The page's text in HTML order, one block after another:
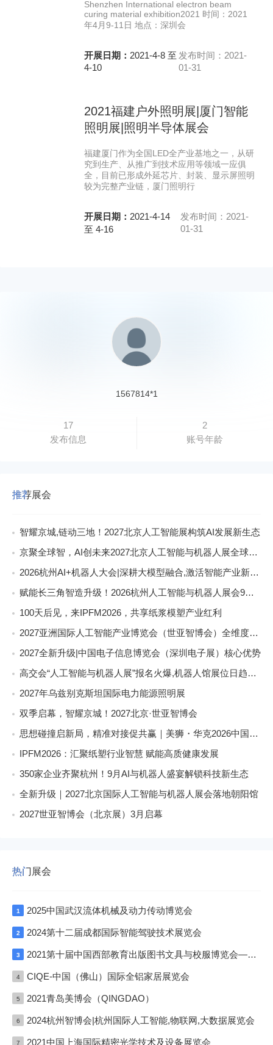
Shenzhen International electron beam
curing material exhibition2021 时间：2021
年4月9-11日 地点：深圳会
开展日期： 2021-4-8 至
4-10
发布时间：2021-
01-31
2021福建户外照明展|厦门智能
照明展|照明半导体展会
福建厦门作为全国LED全产业基地之一，从研
究到生产、从推广到技术应用等领域一应俱
全，目前已形成外延芯片、封装、显示屏照明
较为完整产业链，厦门照明行
开展日期： 2021-4-14
至 4-16
发布时间：2021-
01-31
1567814*1
17
发布信息
2
账号年龄
推荐展会
智耀京城,链动三地！2027北京人工智能展构筑AI发展新生态
京聚全球智，AI创未来2027北京人工智能与机器人展全球启动
2026杭州AI+机器人大会|深耕大模型融合,激活智能产业新动能
赋能长三角智造升级！2026杭州人工智能与机器人展会9月启幕
100天后见，来IPFM2026，共享纸浆模塑产业红利
2027亚洲国际人工智能产业博览会（世亚智博会）全维度介绍
2027全新升级|中国电子信息博览会（深圳电子展）核心优势
高交会“人工智能与机器人展”报名火爆,机器人馆展位日趋稀缺
2027年乌兹别克斯坦国际电力能源照明展
双季启幕，智耀京城！2027北京·世亚智博会
思想碰撞启新局，精准对接促共赢｜美狮・华克2026中国餐饮包装创新发展大会圆满收官
IPFM2026：汇聚纸塑行业智慧 赋能高质健康发展
350家企业齐聚杭州！9月AI与机器人盛宴解锁科技新生态
全新升级｜2027北京国际人工智能与机器人展会落地朝阳馆
2027世亚智博会（北京展）3月启幕
热门展会
1 2025中国武汉流体机械及动力传动博览会
2 2024第十二届成都国际智能驾驶技术展览会
3 2021第十届中国西部教育出版图书文具与校服博览会—成渝双城展
4 CIQE-中国（佛山）国际全铝家居展览会
5 2021青岛美博会（QINGDAO）
6 2024杭州智博会|杭州国际人工智能,物联网,大数据展览会
7 2021中国上海国际精密光学技术及设备展览会